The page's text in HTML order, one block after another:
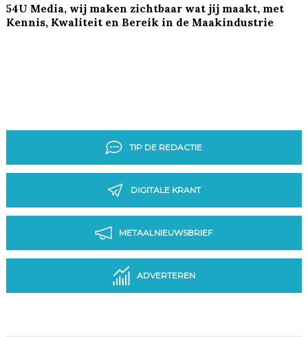
54U Media, wij maken zichtbaar wat jij maakt, met
Kennis, Kwaliteit en Bereik in de Maakindustrie
TIP DE REDACTIE
DIGITALE KRANT
METAALNIEUWSBRIEF
ADVERTEREN